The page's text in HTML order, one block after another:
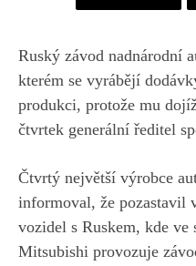
Ruský závod nadnárodní
kterém se vyrábějí
produkci, protože mu
čtvrtek generální ředitel
Čtvrtý největší výrobce
informoval, že pozastavil
vozidel s Ruskem, kde ve
Mitsubishi provozuje